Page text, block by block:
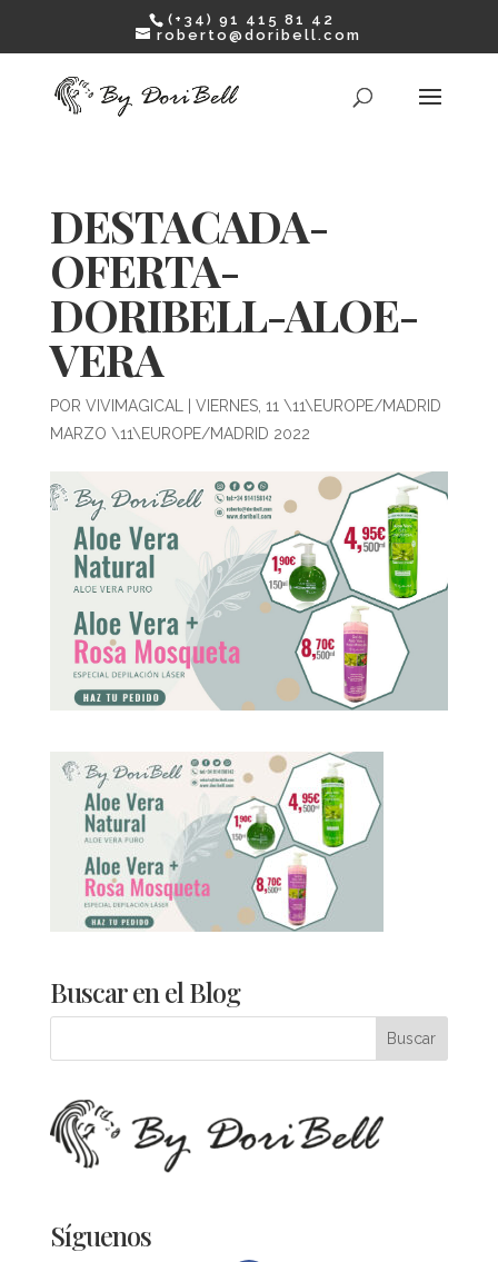
(+34) 91 415 81 42
roberto@doribell.com
DESTACADA-
OFERTA-
DORIBELL-ALOE-
VERA
POR VIVIMAGICAL
VIERNES, 11 \11\EUROPE/MADRID
MARZO \11\EUROPE/MADRID 2022
Buscar en el Blog
Síguenos